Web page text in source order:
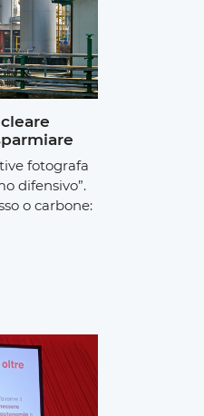
fotografa
difensivo”.
o carbone: